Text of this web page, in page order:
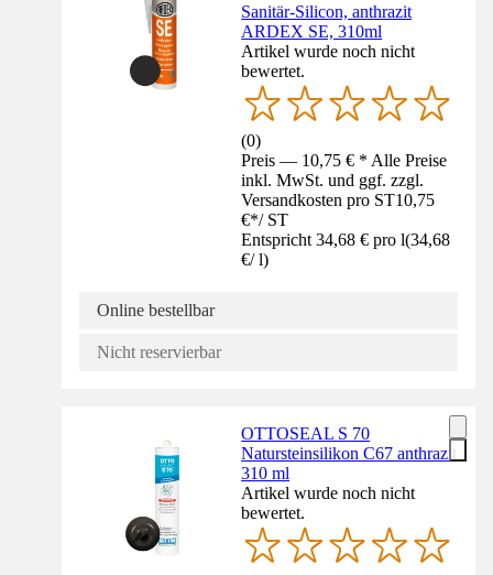
Sanitär-Silicon, anthrazit
ARDEX SE, 310ml
Artikel wurde noch nicht
bewertet.
(0)
Preis — 10,75 € * Alle Preise
inkl. MwSt. und ggf. zzgl.
Versandkosten pro ST10,75
€*/ ST
Entspricht 34,68 € pro l(34,68
€/ l)
Online bestellbar
Nicht reservierbar
OTTOSEAL S 70
Natursteinsilikon C67 anthrazit
310 ml
Artikel wurde noch nicht
bewertet.